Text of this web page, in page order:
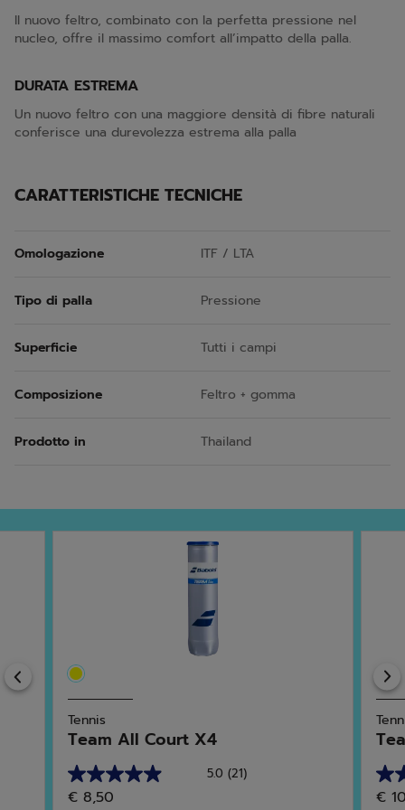
Il nuovo feltro, combinato con la perfetta pressione nel
nucleo, offre il massimo comfort all’impatto della palla.
DURATA ESTREMA
Un nuovo feltro con una maggiore densità di fibre naturali
conferisce una durevolezza estrema alla palla
CARATTERISTICHE TECNICHE
Omologazione ITF / LTA
Tipo di palla Pressione
Superficie Tutti i campi
Composizione Feltro + gomma
Prodotto in Thailand
Previous
Tennis
Team All Court X4
5.0 (21)
5.0
€ 8,50
4.7
€